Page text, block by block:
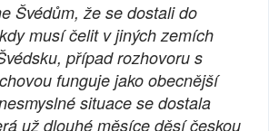
Švédům, že se dostali do
musí čelit v jiných zemích
případ rozhovoru s
funguje jako obecnější
situace se dostala
už dlouhé měsíce děsí českou